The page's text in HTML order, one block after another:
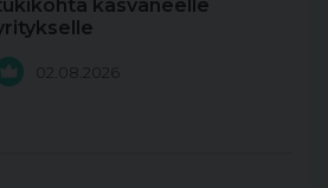
kasvaneelle
02.08.2026